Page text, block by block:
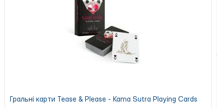
Гральні карти Tease & Please - Kama Sutra Playing Cards